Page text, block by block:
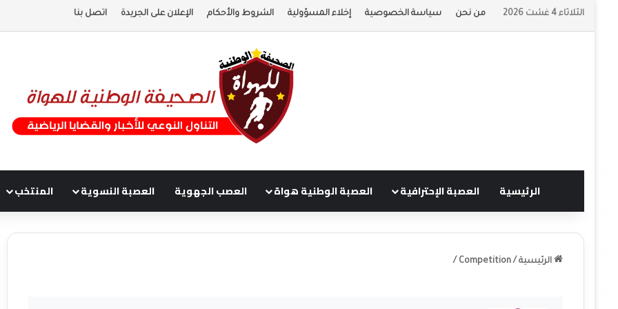
الثلاثاء 4 غشت 2026 من نحن سياسة الخصوصية إخلاء المسؤولية الشروط والأحكام الإعلان على الجريدة اتصل بنا
الرئيسية العصبة الإحترافية العصبة الوطنية هواة العصب الجهوية العصبة النسوية المنتخب
الرئيسية /
Competition
/